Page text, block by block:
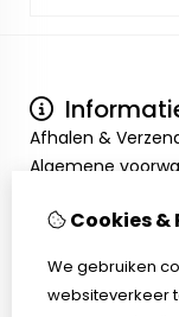
Afhalen &
Algemene
Mijn
Bestelhistorie
Cookies &
We gebruiken
websiteverkeer